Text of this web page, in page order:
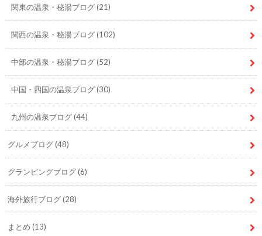
関東の温泉・秘湯ブログ(21)
関西の温泉・秘湯ブログ(102)
中部の温泉・秘湯ブログ(52)
中国・四国の温泉ブログ(30)
九州の温泉ブログ(44)
グルメブログ(48)
グランピングブログ(6)
海外旅行ブログ(28)
まとめ (13)